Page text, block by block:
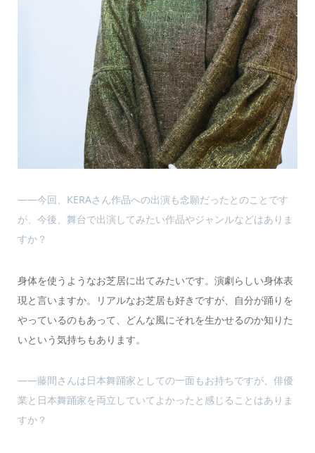
――今回、KERAさん作品への出演も念願だったとのことです
が、今後、舞台で出演してみたい作品やジャンルなどはありま
すか？
身体を使うようなお芝居に出てみたいです。演劇らしい身体表
現と言いますか。リアルなお芝居も好きですが、自分が踊りを
やっているのもあって、どんな風にそれを生かせるのか知りた
いという気持ちもあります。
――藤間さんは日本舞踊家としての一面もお持ちですが、俳優
業と日本舞踊家を両立していてよかったと感じることはありま
すか？